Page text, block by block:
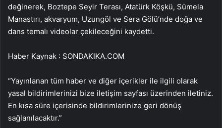
değinerek, Boztepe Seyir Terası, Atatürk Köşkü, Sümela
Manastırı, akvaryum, Uzungöl ve Sera Gölü’nde doğa ve
dans temalı videolar çekileceğini kaydetti.
Haber Kaynak : SONDAKIKA.COM
“Yayınlanan tüm haber ve diğer içerikler ile ilgili olarak
yasal bildirimlerinizi bize iletişim sayfası üzerinden iletiniz.
En kısa süre içerisinde bildirimlerinize geri dönüş
sağlanılacaktır.”